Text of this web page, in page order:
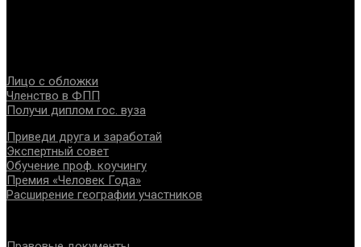
Лицо с обложки
Членство в ФПП
Получи диплом гос. вуза
Приведи друга и заработай
Экспертный совет
Обучение проф. коучингу
Премия «Человек Года»
Расширение географии участников